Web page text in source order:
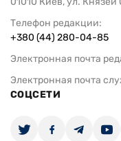
Телефон редакции:
+380 (44) 280-04-85
Электронная почта
Электронная почта
СОЦСЕТИ